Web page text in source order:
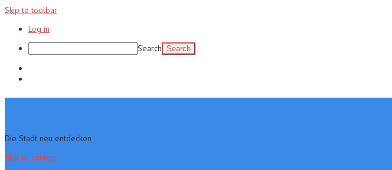
Skip to toolbar
Log in
Search
Die Stadt neu entdecken
Skip to content